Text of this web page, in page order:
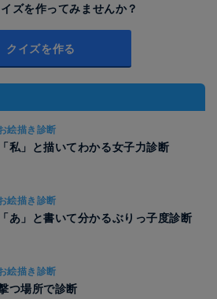
ズを作ってみませんか？
クイズを作る
絵描き診断
「私」と描いてわかる女子力診断
絵描き診断
「あ」と書いて分かるぶりっ子度診断
絵描き診断
つ場所で診断